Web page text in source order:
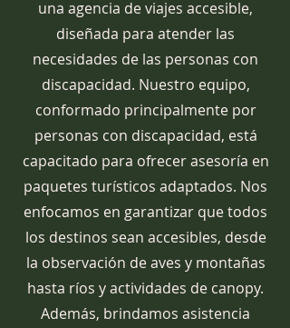
una agencia de viajes accesible,
diseñada para atender las
necesidades de las personas con
discapacidad. Nuestro equipo,
conformado principalmente por
personas con discapacidad, está
capacitado para ofrecer asesoría en
paquetes turísticos adaptados. Nos
enfocamos en garantizar que todos
los destinos sean accesibles, desde
la observación de aves y montañas
hasta ríos y actividades de canopy.
Además, brindamos asistencia